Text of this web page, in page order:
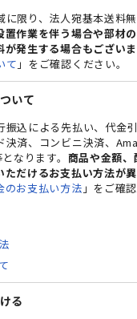
に限り、法人宛基本送料
置作業を伴う場合や部材
が発生する場合もござい
て 」をご確認ください。
いて
振込による先払い、代金
決済、コンビニ決済、
なります。 商品や金額、
ただけるお支払い方法が
のお支払い方法 」をご確
る